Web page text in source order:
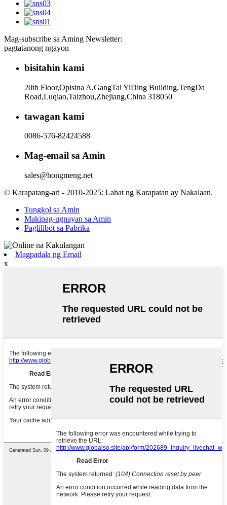
Mag-subscribe sa Aming Newsletter:
pagtatanong ngayon
bisitahin kami
20th Floor,Opisina A,GangTai YiDing Building,TengDa
Road,Luqiao,Taizhou,Zhejiang,China 318050
tawagan kami
0086-576-82424588
Mag-email sa Amin
sales@hongmeng.net
© Karapatang-ari - 2010-2025: Lahat ng Karapatan ay Nakalaan.
Tungkol sa Amin
Makipag-ugnayan sa Amin
Paglilibot sa Pabrika
Magpadala ng Email
x